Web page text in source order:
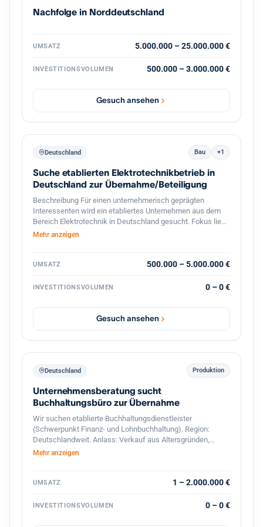
nächsten Wachstumsschritt mitgestaltet. Diskretion ist
Vertraulichkeitsvereinbarung.
Nachfolge in Norddeutschland
UMSATZ 5.000.000 – 25.000.000 €
INVESTITIONSVOLUMEN 500.000 – 3.000.000 €
Gesuch ansehen
Deutschland Bau +1
Suche etablierten Elektrotechnikbetrieb in
Deutschland zur Übernahme/Beteiligung
Beschreibung Für einen unternehmerisch geprägten
Interessenten wird ein etabliertes Unternehmen aus dem
Bereich Elektrotechnik in Deutschland gesucht. Fokus liegt
auf profitablen kleinen bis mittelständischen Betrieben mit
interessant sind Unternehmen mit Leistungen in den
Industrieelektrik Schaltschrankbau
Wartung & Service Photovoltaik / Ladeinfrastruktur
(optional) Der Interessent strebt eine langfristige
Weiterführung und Weiterentwicklung des Unternehmens
500.000 € und 5 Mio. € Standort in Deutschland PLZ-
Mehr anzeigen
UMSATZ 500.000 – 5.000.000 €
INVESTITIONSVOLUMEN 0 – 0 €
Gesuch ansehen
Deutschland Produktion
Unternehmensberatung sucht
Buchhaltungsbüro zur Übernahme
Wir suchen etablierte Buchhaltungsdienstleister
(Schwerpunkt Finanz- und Lohnbuchhaltung). Region:
Deutschlandweit. Anlass: Verkauf aus Altersgründen,
Nachfolgemangel oder strategischer Neuausrichtung.
Mehr anzeigen
UMSATZ 1 – 2.000.000 €
INVESTITIONSVOLUMEN 0 – 0 €